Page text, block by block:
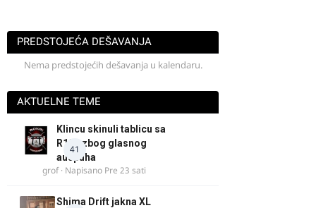
PREDSTOJEĆA DEŠAVANJA
Nema predstojećih dešavanja u kalendaru.
AKTUELNE TEME
41
Klincu skinuli tablicu sa
R125 zbog glasnog
auspuha
grof· Napisano Pre 23 sati
Shima Drift jakna XL